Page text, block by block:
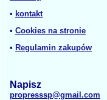
• kontakt
• Cookies na stronie
• Regulamin zakupów
Napisz
propresssp@gmail.com